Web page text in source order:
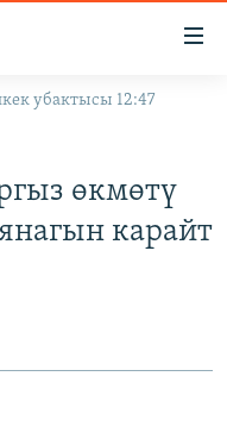
убактысы 12:47
өкмөтү
карайт